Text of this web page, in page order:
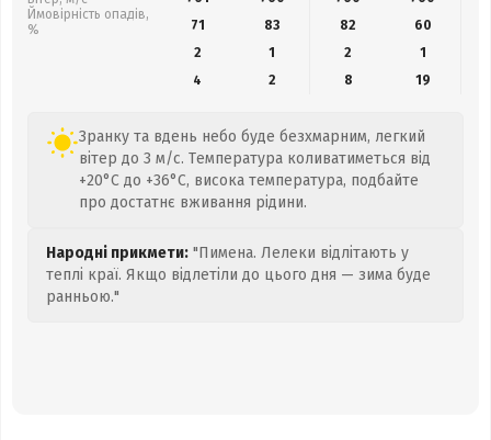
Ймовірність опадів,
%
71
83 82 60
2
1 2
1
4
2 8 19
Зранку та вдень небо буде безхмарним, легкий
вітер до 3 м/с. Температура коливатиметься від
+20°C до +36°C, висока температура, подбайте
про достатнє вживання рідини.
Народні прикмети: "Пимена. Лелеки відлітають у
теплі краї. Якщо відлетіли до цього дня — зима буде
ранньою."